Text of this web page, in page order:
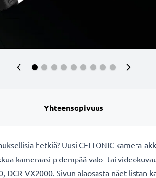
Yhteensopivuus
hetkiä? Uusi CELLONIC kamera-
kameraasi pidempää valo- tai
DCR-VX2000. Sivun alaosasta näet listan